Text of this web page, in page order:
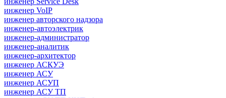
инженер VoIP
инженер авторского надзора
инженер-автоэлектрик
инженер-администратор
инженер-аналитик
инженер-архитектор
инженер АСКУЭ
инженер АСУ
инженер АСУП
инженер АСУ ТП